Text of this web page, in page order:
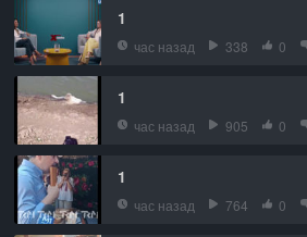
1
час назад 338 0
1
час назад 905 0
1
час назад 764 0